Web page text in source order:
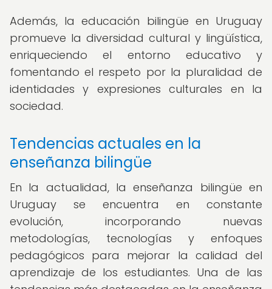
Además, la educación bilingüe en Uruguay
promueve la diversidad cultural y lingüística,
enriqueciendo el entorno educativo y
fomentando el respeto por la pluralidad de
identidades y expresiones culturales en la
sociedad.
Tendencias actuales en la
enseñanza bilingüe
En la actualidad, la enseñanza bilingüe en
Uruguay se encuentra en constante
evolución, incorporando nuevas
metodologías, tecnologías y enfoques
pedagógicos para mejorar la calidad del
aprendizaje de los estudiantes. Una de las